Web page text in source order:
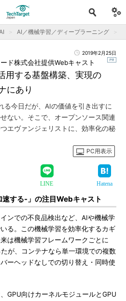
AI／機械学習／ディープラーニング
2019年2月25日
用する基盤構築、実現の
にあり
ド株式会社提供Webキャスト
る今日だが、AIの価値を引き出すに
ない。そこで、オープンソース関連
エヴァンジェリストに、効率化の秘
PC用表示
LINE Hatena
速する-」の注目Webキャスト
ンでの不良品検出など、AIや機械学
る。この機械学習を効率化するカギ
は機械学習フレームワークごとに
が、コンテナなら単一環境での複数
ーヘッドなしでの切り替え・同時使
GPU向けカーネルモジュールとGPU